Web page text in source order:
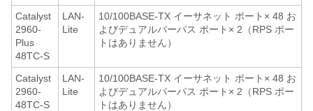
Catalyst
2960-
Plus
48TC-S
LAN-
Lite
10/100BASE-TX イーサネット ポート× 48 お
よびデュアルパーパス ポート× 2（RPS ポー
トはありません）
Catalyst
2960-
48TC-S
LAN-
Lite
10/100BASE-TX イーサネット ポート× 48 お
よびデュアルパーパス ポート× 2（RPS ポー
トはありません）